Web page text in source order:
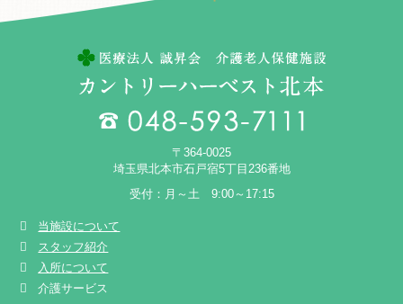
〒364-0025
埼玉県北本市石戸宿5丁目236番地
受付：月～土 9:00～17:15
当施設について
スタッフ紹介
入所について
介護サービス